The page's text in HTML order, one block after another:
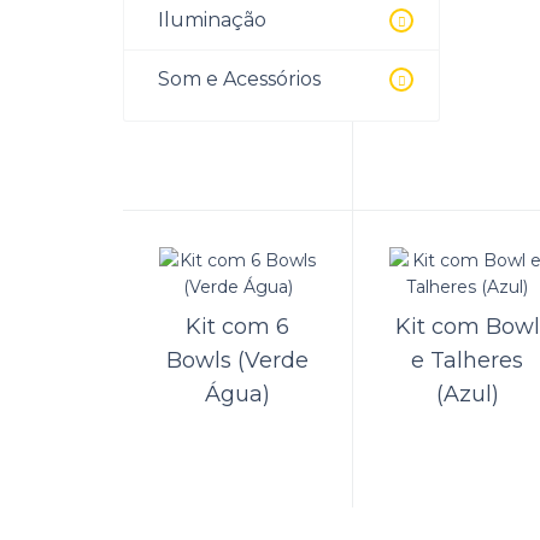
Iluminação
Som e Acessórios
Travessa
Kit com 6
Bowls (Verde
Água)
Kit com Bowl
e Talheres
(Azul)